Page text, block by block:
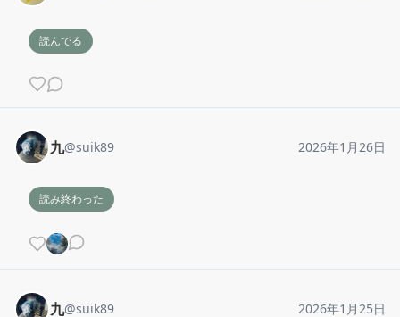
読んでる
九@suik89 2026年1月26日
読み終わった
九@suik89 2026年1月25日